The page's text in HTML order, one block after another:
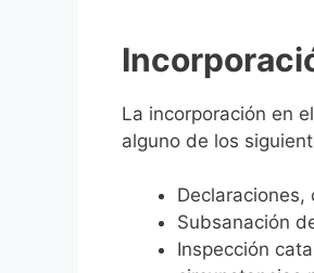
La incorporación en
alguno de los
Declaraciones,
Subsanación
Inspección